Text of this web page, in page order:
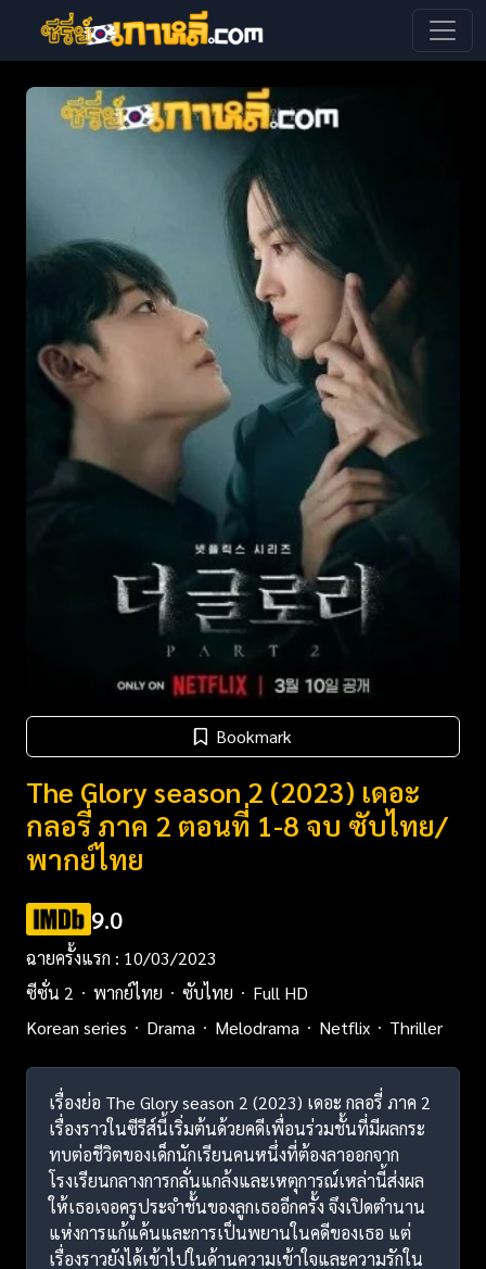
Bookmark
The Glory season 2 (2023) เดอะ
กลอรี่ ภาค 2 ตอนที่ 1-8 จบ ซับไทย/
พากย์ไทย
9.0
ฉายครั้งแรก : 10/03/2023
ซีซั่น 2
พากย์ไทย ซับไทย
Full HD
Korean series
Drama Melodrama Netflix Thriller
เรื่องย่อ The Glory season 2 (2023) เดอะ กลอรี่ ภาค 2
เรื่องราวในซีรีส์นี้เริ่มต้นด้วยคดีเพื่อนร่วมชั้นที่มีผลกระ
ทบต่อชีวิตของเด็กนักเรียนคนหนึ่งที่ต้องลาออกจาก
โรงเรียนกลางการกลั่นแกล้งและเหตุการณ์เหล่านี้ส่งผล
ให้เธอเจอครูประจำชั้นของลูกเธออีกครั้ง จึงเปิดตำนาน
แห่งการแก้แค้นและการเป็นพยานในคดีของเธอ แต่
เรื่องราวยังได้เข้าไปในด้านความเข้าใจและความรักใน